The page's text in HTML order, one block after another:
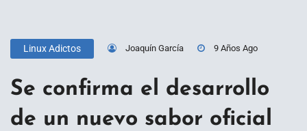
Linux Adictos Joaquín García 9 Años Ago
Se confirma el desarrollo
de un nuevo sabor oficial